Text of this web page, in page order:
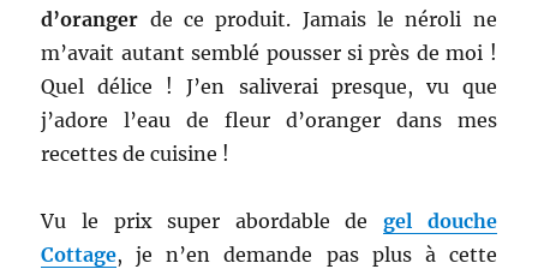
d’oranger de ce produit. Jamais le néroli ne
m’avait autant semblé pousser si près de moi !
Quel délice ! J’en saliverai presque, vu que
j’adore l’eau de fleur d’oranger dans mes
recettes de cuisine !
Vu le prix super abordable de gel douche
Cottage, je n’en demande pas plus à cette